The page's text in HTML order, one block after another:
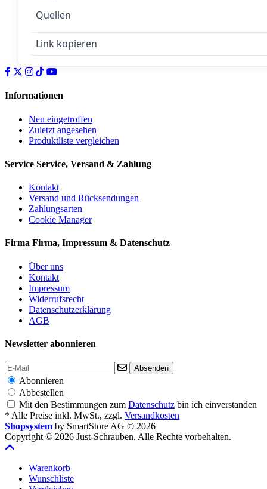
Quellen
Link kopieren
Informationen
Neu eingetroffen
Zuletzt angesehen
Produktliste vergleichen
Service Service, Versand & Zahlung
Kontakt
Versand und Rücksendungen
Zahlungsarten
Cookie Manager
Firma Firma, Impressum & Datenschutz
Über uns
Kontakt
Impressum
Widerrufsrecht
Datenschutzerklärung
AGB
Newsletter abonnieren
Absenden
Abonnieren
Abbestellen
Mit den Bestimmungen zum Datenschutz bin ich einverstanden
* Alle Preise inkl. MwSt., zzgl. Versandkosten
Shopsystem by SmartStore AG © 2026
Copyright © 2026 Just-Schrauben. Alle Rechte vorbehalten.
Warenkorb
Wunschliste